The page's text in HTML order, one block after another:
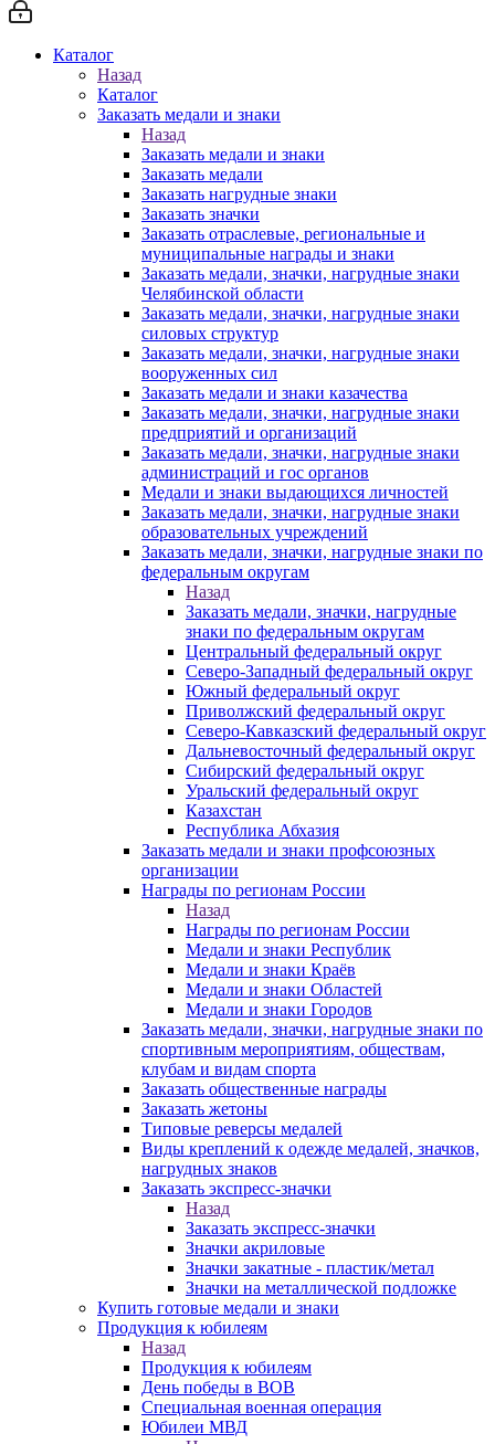
Каталог
Назад
Каталог
Заказать медали и знаки
Назад
Заказать медали и знаки
Заказать медали
Заказать нагрудные знаки
Заказать значки
Заказать отраслевые, региональные и
муниципальные награды и знаки
Заказать медали, значки, нагрудные знаки
Челябинской области
Заказать медали, значки, нагрудные знаки
силовых структур
Заказать медали, значки, нагрудные знаки
вооруженных сил
Заказать медали и знаки казачества
Заказать медали, значки, нагрудные знаки
предприятий и организаций
Заказать медали, значки, нагрудные знаки
администраций и гос органов
Медали и знаки выдающихся личностей
Заказать медали, значки, нагрудные знаки
образовательных учреждений
Заказать медали, значки, нагрудные знаки по
федеральным округам
Назад
Заказать медали, значки, нагрудные
знаки по федеральным округам
Центральный федеральный округ
Северо-Западный федеральный округ
Южный федеральный округ
Приволжский федеральный округ
Северо-Кавказский федеральный округ
Дальневосточный федеральный округ
Сибирский федеральный округ
Уральский федеральный округ
Казахстан
Республика Абхазия
Заказать медали и знаки профсоюзных
организации
Награды по регионам России
Назад
Награды по регионам России
Медали и знаки Республик
Медали и знаки Краёв
Медали и знаки Областей
Медали и знаки Городов
Заказать медали, значки, нагрудные знаки по
спортивным мероприятиям, обществам,
клубам и видам спорта
Заказать общественные награды
Заказать жетоны
Типовые реверсы медалей
Виды креплений к одежде медалей, значков,
нагрудных знаков
Заказать экспресс-значки
Назад
Заказать экспресс-значки
Значки акриловые
Значки закатные - пластик/метал
Значки на металлической подложке
Купить готовые медали и знаки
Продукция к юбилеям
Назад
Продукция к юбилеям
День победы в ВОВ
Специальная военная операция
Юбилеи МВД